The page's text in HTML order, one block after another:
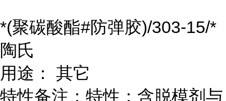
*(聚碳酸酯#防弹胶)/303-15/*
陶氏
用途： 其它
特性备注：特性：含脱模剂与